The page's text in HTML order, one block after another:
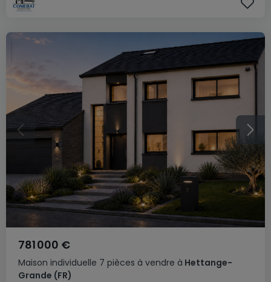
Maison individuelle 7 pièces à vendre à Hettange-
Grande (FR)
781 000 €